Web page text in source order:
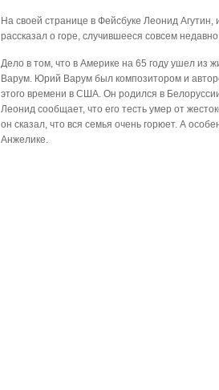
На своей странице в Фейсбуке Леонид Агутин,
рассказал о горе, случившееся совсем
Дело в том, что в Америке на 65 году ушел из
Варум. Юрий Варум был композитором и
этого времени в США. Он родился в
Леонид сообщает, что его тесть умер от
он сказал, что вся семья очень горюет. А
Анжелике.